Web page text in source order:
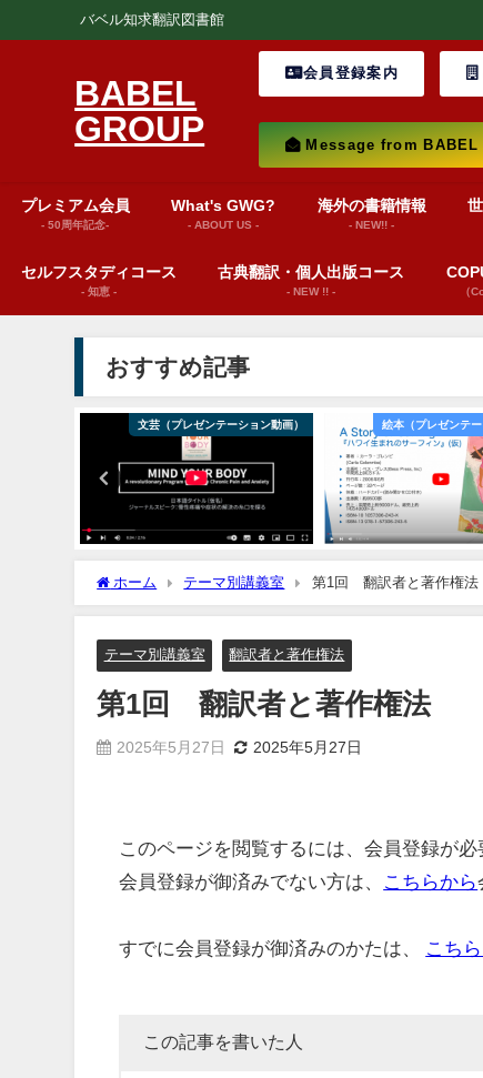
バベル知求翻訳図書館
BABEL
GROUP
会員登録案内
Message from BABEL
プレミアム会員
- 50周年記念-
What's GWG?
- ABOUT US -
海外の書籍情報
- NEW!! -
セルフスタディコース
- 知恵 -
古典翻訳・個人出版コース
- NEW !! - （
おすすめ記事
文芸（プレゼンテーション動画） 絵本（プレゼンテー
ホーム テーマ別講義室 第1回 翻訳者と著作権法
テーマ別講義室 翻訳者と著作権法
第1回 翻訳者と著作権法
2025年5月27日 2025年5月27日
このページを閲覧するには、会員登録が必
会員登録が御済みでない方は、
こちらから
すでに会員登録が御済みのかたは、 こち
この記事を書いた人